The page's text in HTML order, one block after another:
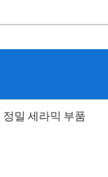
정밀 세라믹 부품